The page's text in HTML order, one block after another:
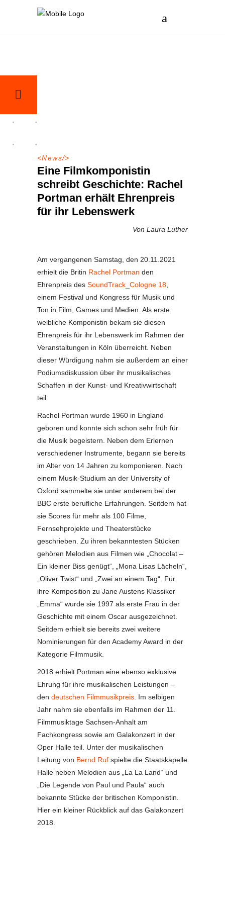
<News/>
Eine Filmkomponistin
schreibt Geschichte: Rachel
Portman erhält Ehrenpreis
für ihr Lebenswerk
Von Laura Luther
Am vergangenen Samstag, den 20.11.2021
erhielt die Britin Rachel Portman den
Ehrenpreis des SoundTrack_Cologne 18
einem Festival und Kongress für Musik und
Ton in Film, Games und Medien. Als erste
weibliche Komponistin bekam sie diesen
Ehrenpreis für ihr Lebenswerk im Rahmen der
Veranstaltungen in Köln überreicht. Neben
dieser Würdigung nahm sie außerdem an einer
Podiumsdiskussion über ihr musikalisches
Schaffen in der Kunst- und Kreativwirtschaft
teil.
Rachel Portman wurde 1960 in England
geboren und konnte sich schon sehr früh für
die Musik begeistern. Neben dem Erlernen
verschiedener Instrumente, begann sie bereits
im Alter von 14 Jahren zu komponieren. Nach
einem Musik-Studium an der University of
Oxford sammelte sie unter anderem bei der
BBC erste berufliche Erfahrungen. Seitdem hat
sie Scores für mehr als 100 Filme,
Fernsehprojekte und Theaterstücke
geschrieben. Zu ihren bekanntesten Stücken
gehören Melodien aus Filmen wie „Chocolat –
Ein kleiner Biss genügt“, „Mona Lisas Lächeln“,
„Oliver Twist“ und „Zwei an einem Tag“. Für
ihre Komposition zu Jane Austens Klassiker
„Emma“ wurde sie 1997 als erste Frau in der
Geschichte mit einem Oscar ausgezeichnet.
Seitdem erhielt sie bereits zwei weitere
Nominierungen für den Academy Award in der
Kategorie Filmmusik.
2018 erhielt Portman eine ebenso exklusive
Ehrung für ihre musikalischen Leistungen –
den deutschen Filmmusikpreis . Im selbigen
Jahr nahm sie ebenfalls im Rahmen der 11.
Filmmusiktage Sachsen-Anhalt am
Fachkongress sowie am Galakonzert in der
Oper Halle teil. Unter der musikalischen
Leitung von Bernd Ruf spielte die Staatskapelle
Halle neben Melodien aus „La La Land“ und
„Die Legende von Paul und Paula“ auch
bekannte Stücke der britischen Komponistin.
Hier ein kleiner Rückblick auf das Galakonzert
2018.